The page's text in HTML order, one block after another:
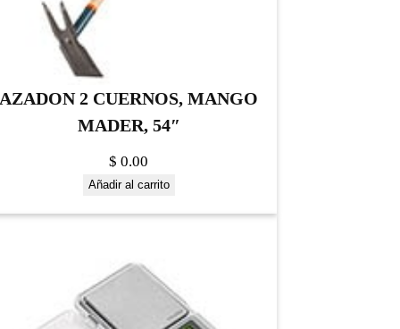
AZADON 2 CUERNOS, MANGO
MADER, 54″
$ 0.00
Añadir al carrito